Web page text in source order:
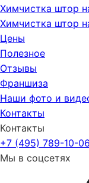
Химчистка штор
Химчистка штор
Цены
Полезное
Отзывы
Франшиза
Наши фото и
Контакты
Контакты
+7 (495) 789-10-06
Мы в соцсетях